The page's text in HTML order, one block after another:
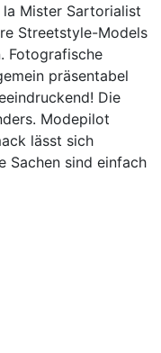
Mister Sartorialist
Streetstyle-Models
Fotografische
präsentabel
Die
Modepilot
lässt sich
Sachen sind einfach